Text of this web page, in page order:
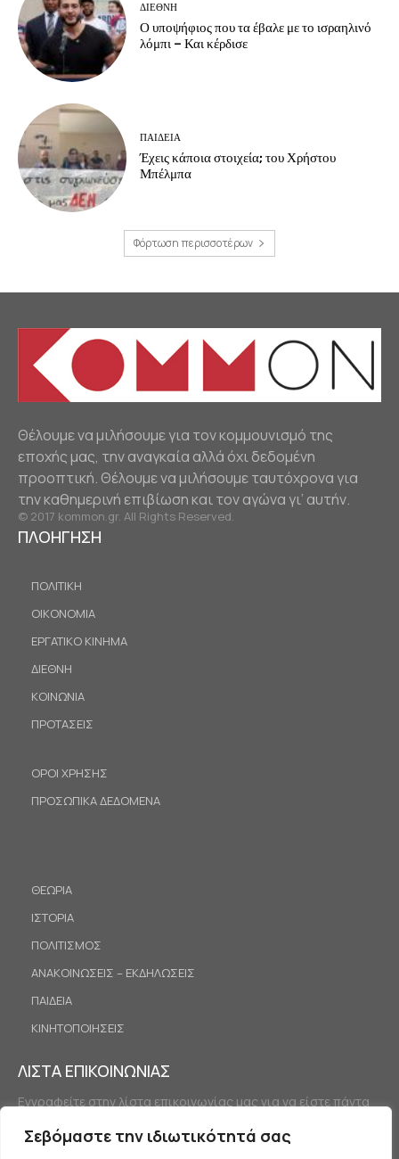
Σεβόμαστε την ιδιωτικότητά σας
ΔΙΕΘΝΗ
Ο υποψήφιος που τα έβαλε με το ισραηλινό
λόμπι – Και κέρδισε
ΠΑΙΔΕΙΑ
Έχεις κάποια στοιχεία; του Χρήστου
Μπέλμπα
Φόρτωση περισσοτέρων
Θέλουμε να μιλήσουμε για τον κομμουνισμό της
εποχής μας, την αναγκαία αλλά όχι δεδομένη
προοπτική. Θέλουμε να μιλήσουμε ταυτόχρονα για
την καθημερινή επιβίωση και τον αγώνα γι’ αυτήν.
© 2017 kommon.gr. All Rights Reserved.
ΠΛΟΗΓΗΣΗ
ΠΟΛΙΤΙΚΗ
ΟΙΚΟΝΟΜΙΑ
ΕΡΓΑΤΙΚΟ ΚΙΝΗΜΑ
ΔΙΕΘΝΗ
ΚΟΙΝΩΝΙΑ
ΠΡΟΤΑΣΕΙΣ
ΟΡΟΙ ΧΡΗΣΗΣ
ΠΡΟΣΩΠΙΚΑ ΔΕΔΟΜΕΝΑ
ΘΕΩΡΙΑ
ΙΣΤΟΡΙΑ
ΠΟΛΙΤΙΣΜΟΣ
ΑΝΑΚΟΙΝΩΣΕΙΣ – ΕΚΔΗΛΩΣΕΙΣ
ΠΑΙΔΕΙΑ
ΚΙΝΗΤΟΠΟΙΗΣΕΙΣ
ΛΙΣΤΑ ΕΠΙΚΟΙΝΩΝΙΑΣ
Εγγραφείτε στην λίστα επικοινωνίας μας για να είστε πάντα